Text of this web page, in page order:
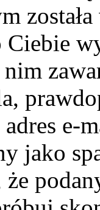
Ciebie
e-
jako
że